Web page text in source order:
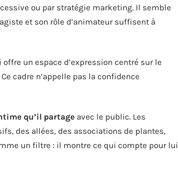
ou par stratégie marketing. Il semble
et son rôle d’animateur suffisent à
un espace d’expression centré sur le
cadre n’appelle pas la confidence
qu’il partage avec le public. Les
des allées, des associations de plantes,
un filtre : il montre ce qui compte pour lui